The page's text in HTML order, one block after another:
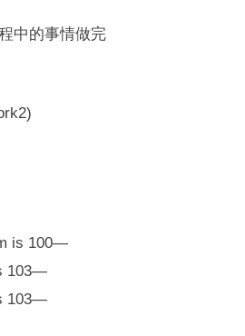
中的事情做完
is 100—
103—
103—